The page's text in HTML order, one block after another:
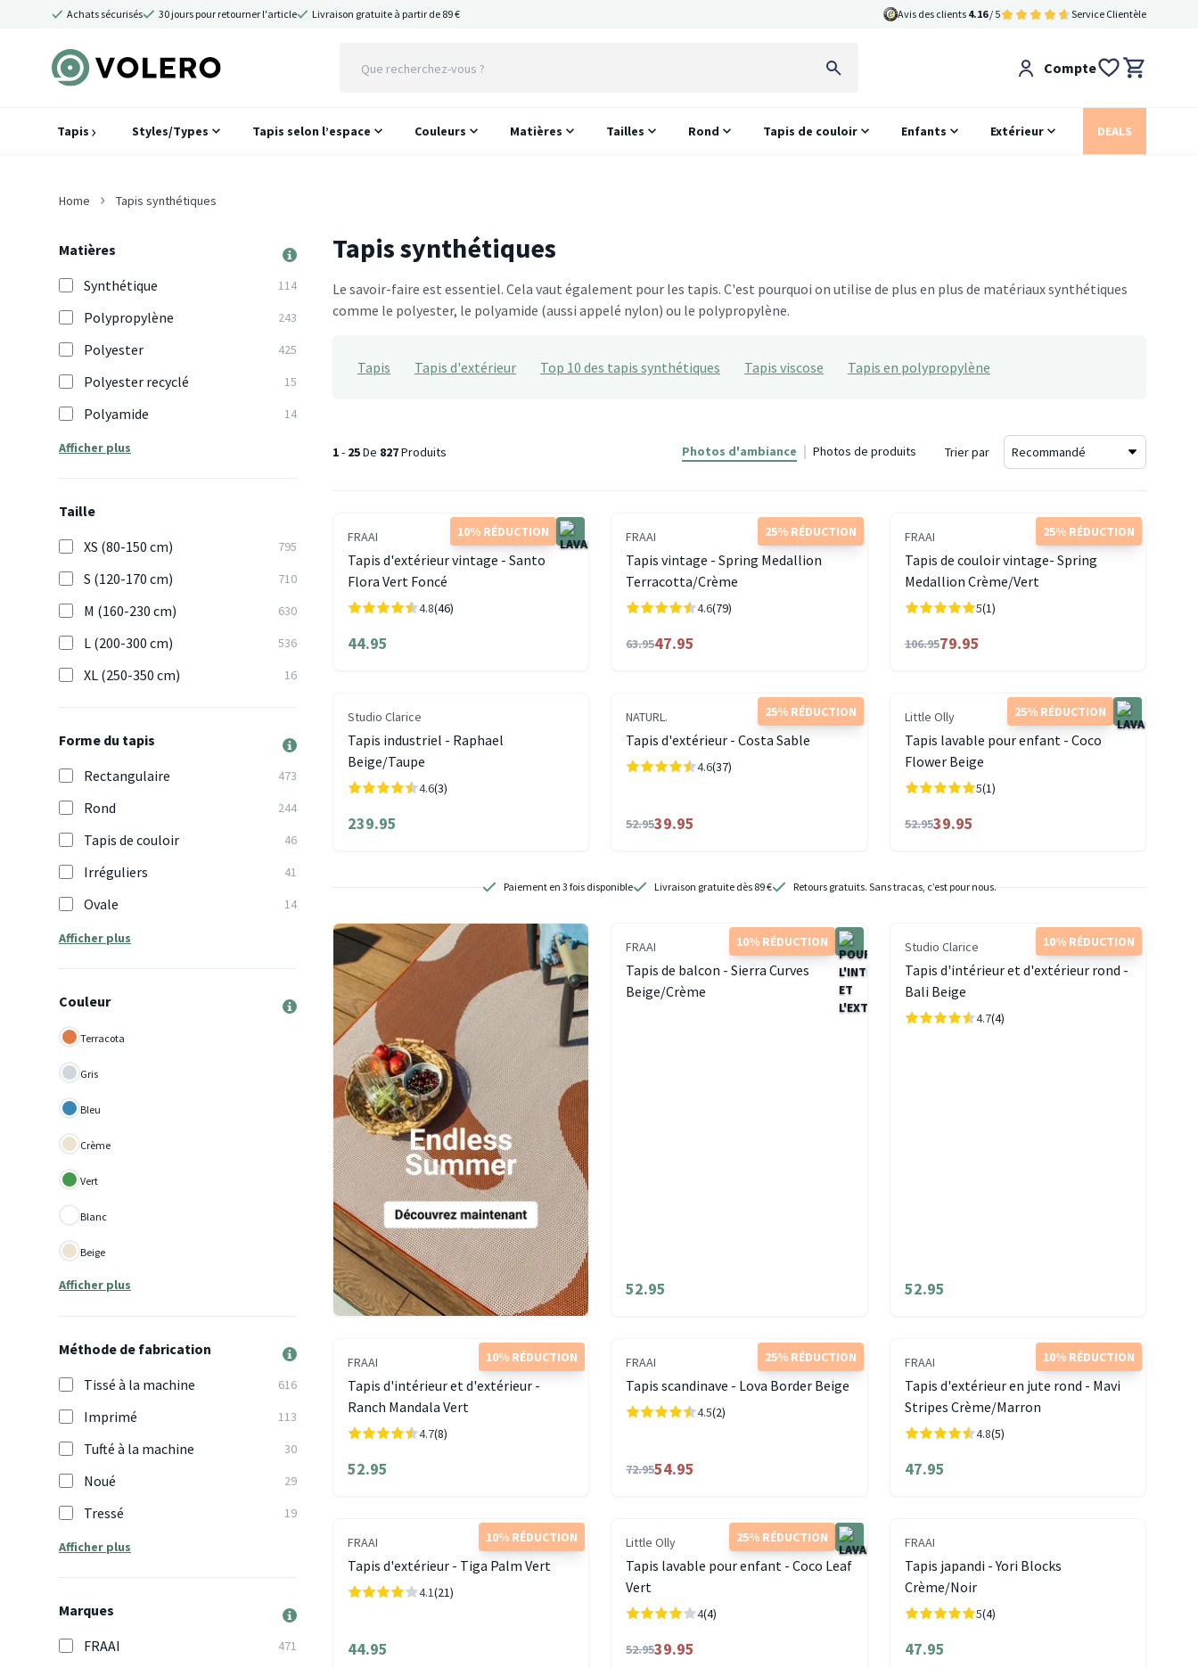
Achats sécurisés 30 jours pour retourner l'article Livraison gratuite à partir de 89 € Avis des clients 4.16/ 5 Service Clientèle
Compte
Tapis Styles/Types Tapis selon l’espace Couleurs Matières Tailles Rond Tapis de couloir Enfants Extérieur DEALS
Home Tapis synthétiques
Matières
Synthétique
114
Polypropylène 243
Polyester 425
Polyester recyclé 15
Polyamide 14
Afficher plus
Taille
XS (80-150 cm)
795
S (120-170 cm) 710
M (160-230 cm) 630
L (200-300 cm) 536
XL (250-350 cm) 16
Forme du tapis
Rectangulaire
473
Rond 244
Tapis de couloir 46
Irréguliers 41
Ovale 14
Afficher plus
Couleur
Terracota
Gris
Bleu
Crème
Vert
Blanc
Beige
Afficher plus
Méthode de fabrication
Tissé à la machine
616
Imprimé 113
Tufté à la machine 30
Noué 29
Tressé 19
Afficher plus
Marques
FRAAI
471
Tapis synthétiques
Le savoir-faire est essentiel. Cela vaut également pour les tapis. C'est pourquoi on utilise de plus en plus de matériaux synthétiques
comme le polyester, le polyamide (aussi appelé nylon) ou le polypropylène.
Tapis Tapis d'extérieur Top 10 des tapis synthétiques Tapis viscose Tapis en polypropylène
1- 25De 827Produits Photos d'ambiance Photos de produits Trier par
10% RÉDUCTION
FRAAI
Tapis d'extérieur vintage - Santo
Flora Vert Foncé
4.8(46)
44.95
25% RÉDUCTION
FRAAI
Tapis vintage - Spring Medallion
Terracotta/Crème
4.6(79)
63.9547.95
25% RÉDUCTION
FRAAI
Tapis de couloir vintage- Spring
Medallion Crème/Vert
5(1)
106.9579.95
Studio Clarice
Tapis industriel - Raphael
Beige/Taupe
4.6(3)
239.95
25% RÉDUCTION
NATURL.
Tapis d'extérieur - Costa Sable
4.6(37)
52.9539.95
25% RÉDUCTION
Little Olly
Tapis lavable pour enfant - Coco
Flower Beige
5(1)
52.9539.95
Paiement en 3 fois disponible Livraison gratuite dès 89 € Retours gratuits. Sans tracas, c’est pour nous.
10% RÉDUCTION
FRAAI
Tapis de balcon - Sierra Curves
Beige/Crème
52.95
10% RÉDUCTION
Studio Clarice
Tapis d'intérieur et d'extérieur rond -
Bali Beige
4.7(4)
52.95
10% RÉDUCTION
FRAAI
Tapis d'intérieur et d'extérieur -
Ranch Mandala Vert
4.7(8)
52.95
25% RÉDUCTION
FRAAI
Tapis scandinave - Lova Border Beige
4.5(2)
72.9554.95
10% RÉDUCTION
FRAAI
Tapis d'extérieur en jute rond - Mavi
Stripes Crème/Marron
4.8(5)
47.95
10% RÉDUCTION
FRAAI
Tapis d'extérieur - Tiga Palm Vert
4.1(21)
44.95
25% RÉDUCTION
Little Olly
Tapis lavable pour enfant - Coco Leaf
Vert
4(4)
52.9539.95
FRAAI
Tapis japandi - Yori Blocks
Crème/Noir
5(4)
47.95